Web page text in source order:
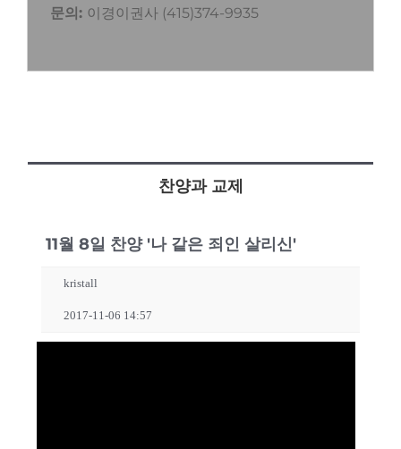
문의: 이경이권사 (415)374-9935
찬양과 교제
11월 8일 찬양 '나 같은 죄인 살리신'
kristall
2017-11-06 14:57